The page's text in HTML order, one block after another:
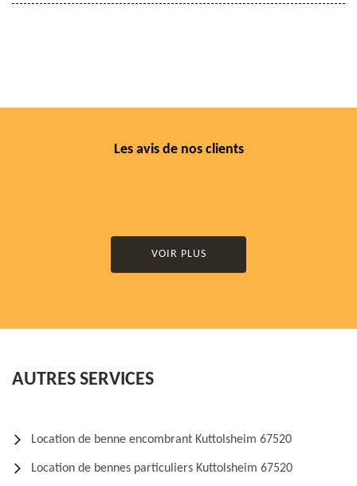
Les avis de nos clients
VOIR PLUS
AUTRES SERVICES
Location de benne encombrant Kuttolsheim 67520
Location de bennes particuliers Kuttolsheim 67520